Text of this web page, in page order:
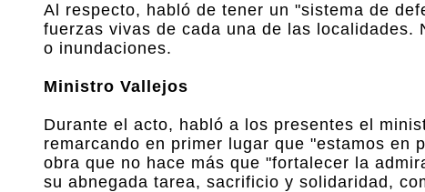
Al respecto, habló de tener un "sistema de
fuerzas vivas de cada una de las
o inundaciones.
Ministro Vallejos
Durante el acto, habló a los presentes el
remarcando en primer lugar que "estamos en
obra que no hace más que "fortalecer la
su abnegada tarea, sacrificio y solidaridad,